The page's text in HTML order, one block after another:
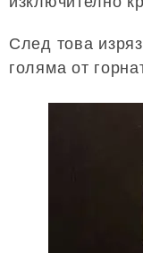
След това
голяма от